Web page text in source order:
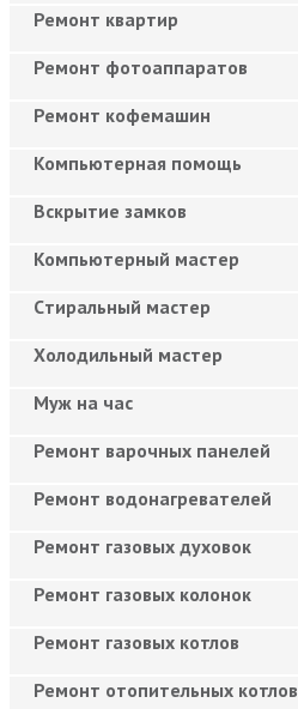
Ремонт квартир
Ремонт фотоаппаратов
Ремонт кофемашин
Компьютерная помощь
Вскрытие замков
Компьютерный мастер
Cтиральный мастер
Холодильный мастер
Муж на час
Ремонт варочных панелей
Ремонт водонагревателей
Ремонт газовых духовок
Ремонт газовых колонок
Ремонт газовых котлов
Ремонт отопительных котлов